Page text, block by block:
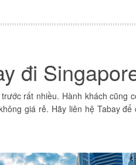
đi
rất nhiều. Hành khách cũng
giá rẻ. Hãy liên hệ Tabay